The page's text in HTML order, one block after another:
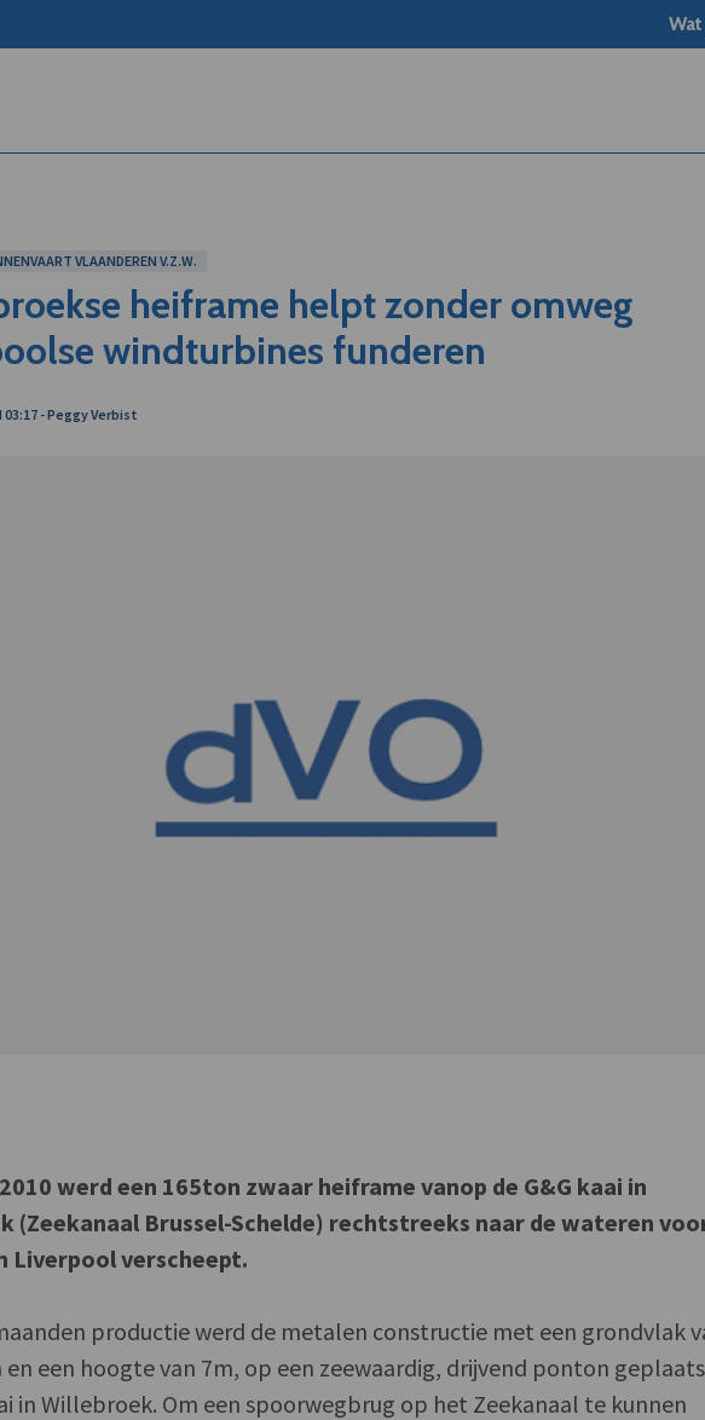
VLAANDEREN V.Z.W.
heiframe helpt zonder omweg
windturbines funderen
03:17 - Peggy Verbist
werd een 165ton zwaar heiframe vanop de G&G kaai in
(Zeekanaal Brussel-Schelde) rechtstreeks naar de wateren
Liverpool verscheept.
productie werd de metalen constructie met een grondvlak
en een hoogte van 7m, op een zeewaardig, drijvend ponton
in Willebroek. Om een spoorwegbrug op het Zeekanaal te kunnen